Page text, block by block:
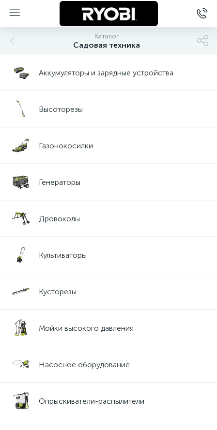
Каталог
Садовая техника
Аккумуляторы и зарядные устройства
Высоторезы
Газонокосилки
Генераторы
Дровоколы
Культиваторы
Кусторезы
Мойки высокого давления
Насосное оборудование
Опрыскиватели-распылители